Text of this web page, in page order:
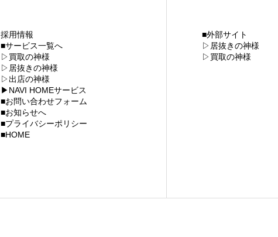
プライバシーポリシー
採用情報
■サービス一覧へ
▷買取の神様
▷居抜きの神様
▷出店の神様
▶NAVI HOMEサービス
■お問い合わせフォーム
■お知らせへ
■プライバシーポリシー
■HOME
■外部サイト
▷居抜きの神様
▷買取の神様